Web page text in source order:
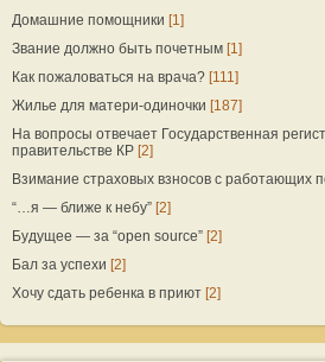
Домашние помощники [1]
Звание должно быть почетным [1]
Как пожаловаться на врача? [111]
Жилье для матери-одиночки [187]
На вопросы отвечает Государственная
правительстве КР [2]
Взимание страховых взносов с работающих
“…я — ближе к небу” [2]
Будущее — за “open source” [2]
Бал за успехи [2]
Хочу сдать ребенка в приют [2]